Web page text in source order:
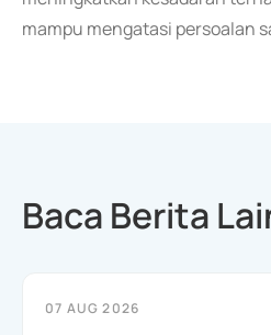
mampu mengatasi persoalan
Baca Berita
07 AUG 2026